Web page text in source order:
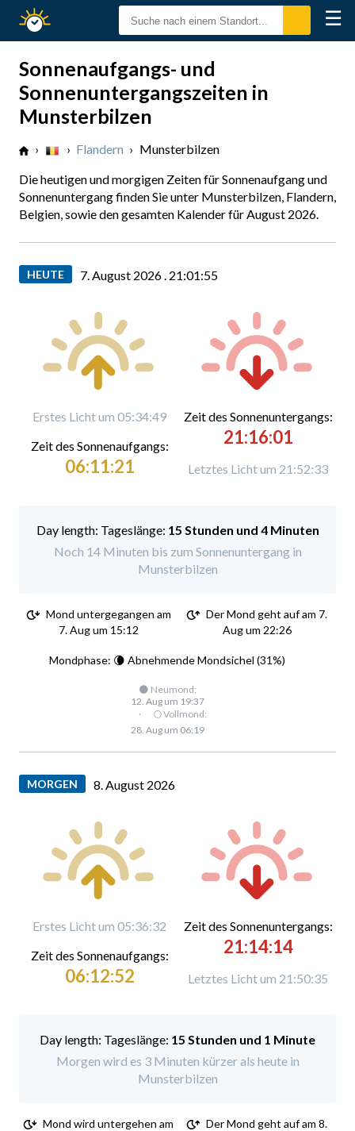
Sonnenzeiten ☰
Sonnenaufgangs- und
Sonnenuntergangszeiten in
Munsterbilzen
› › Flandern › Munsterbilzen
Die heutigen und morgigen Zeiten für Sonnenaufgang und
Sonnenuntergang finden Sie unter Munsterbilzen, Flandern,
Belgien, sowie den gesamten Kalender für August 2026.
HEUTE 7. August 2026 . 21:01:56
Erstes Licht um 05:34:49
Zeit des Sonnenaufgangs:
06:11:21
Zeit des Sonnenuntergangs:
21:16:01
Letztes Licht um 21:52:33
Tageslänge: 15 Stunden und 4 Minuten
Noch 14 Minuten bis zum Sonnenuntergang in
Munsterbilzen
Mond untergegangen am
7. Aug um 15:12
Der Mond geht auf am 7.
Aug um 22:26
Mondphase: 🌘 Abnehmende Mondsichel (31%)
🌑 Neumond:
12. Aug um 19:37
·
🌕 Vollmond:
28. Aug um 06:19
MORGEN 8. August 2026
Erstes Licht um 05:36:32
Zeit des Sonnenaufgangs:
06:12:52
Zeit des Sonnenuntergangs:
21:14:14
Letztes Licht um 21:50:35
Tageslänge: 15 Stunden und 1 Minute
Morgen wird es 3 Minuten kürzer als heute in
Munsterbilzen
Mond wird untergehen am
Der Mond geht auf am 8.